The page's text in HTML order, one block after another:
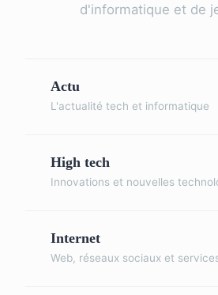
d'informatique et de
Actu
L'actualité tech et informatique
High tech
Innovations et nouvelles
Internet
Web, réseaux sociaux et